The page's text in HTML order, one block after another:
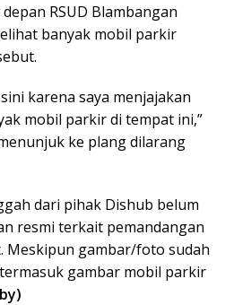
RSUD Blambangan
banyak mobil parkir
karena saya menjajakan
mobil parkir di tempat ini,”
ke plang dilarang
dari pihak Dishub belum
resmi terkait pemandangan
Meskipun gambar/foto sudah
gambar mobil parkir